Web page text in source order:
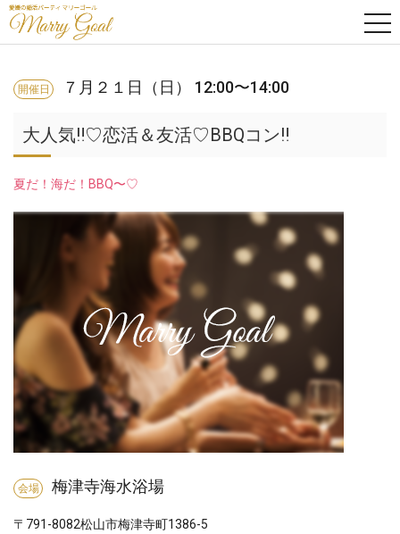
開催日 ７月２１日（日） 12:00〜14:00
大人気‼︎♡恋活＆友活♡BBQコン‼︎
夏だ！海だ！BBQ〜♡
会場 梅津寺海水浴場
〒791-8082松山市梅津寺町1386-5